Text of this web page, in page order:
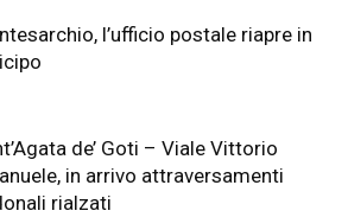
l’ufficio postale riapre in
de’ Goti – Viale Vittorio
in arrivo attraversamenti
rialzati